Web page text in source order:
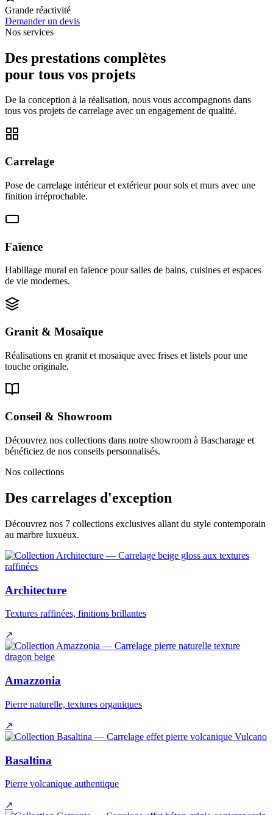
Grande réactivité
Demander un devis
Nos services
Des prestations complètes
pour tous vos projets
De la conception à la réalisation, nous vous accompagnons dans
tous vos projets de carrelage avec un engagement de qualité.
Carrelage
Pose de carrelage intérieur et extérieur pour sols et murs avec une
finition irréprochable.
Faïence
Habillage mural en faïence pour salles de bains, cuisines et espaces
de vie modernes.
Granit & Mosaïque
Réalisations en granit et mosaïque avec frises et listels pour une
touche originale.
Conseil & Showroom
Découvrez nos collections dans notre showroom à Bascharage et
bénéficiez de nos conseils personnalisés.
Nos collections
Des carrelages d'exception
Découvrez nos 7 collections exclusives allant du style contemporain
au marbre luxueux.
Architecture
Textures raffinées, finitions brillantes
↗
Amazzonia
Pierre naturelle, textures organiques
↗
Basaltina
Pierre volcanique authentique
↗